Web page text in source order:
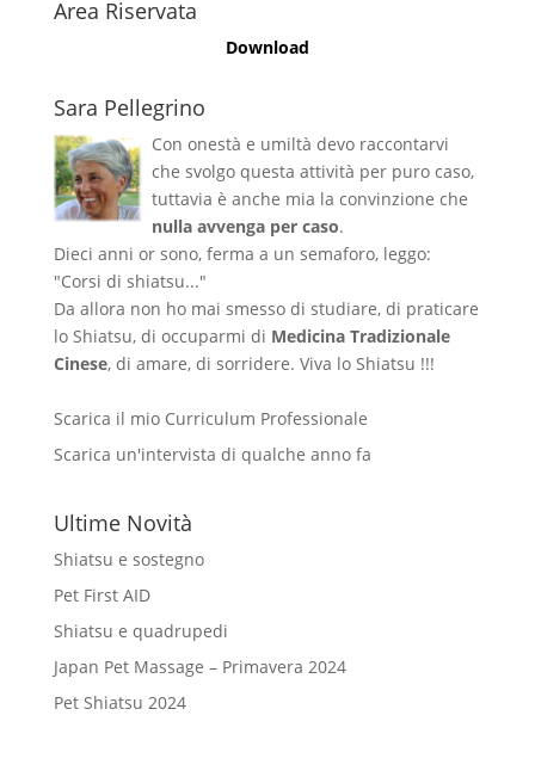
Area Riservata
Download
Sara Pellegrino
Con onestà e umiltà devo raccontarvi
che svolgo questa attività per puro caso,
tuttavia è anche mia la convinzione che
nulla avvenga per caso.
Dieci anni or sono, ferma a un semaforo, leggo:
"Corsi di shiatsu..."
Da allora non ho mai smesso di studiare, di praticare
lo Shiatsu, di occuparmi di Medicina Tradizionale
Cinese, di amare, di sorridere. Viva lo Shiatsu !!!
Scarica il mio Curriculum Professionale
Scarica un'intervista di qualche anno fa
Ultime Novità
Shiatsu e sostegno
Pet First AID
Shiatsu e quadrupedi
Japan Pet Massage – Primavera 2024
Pet Shiatsu 2024